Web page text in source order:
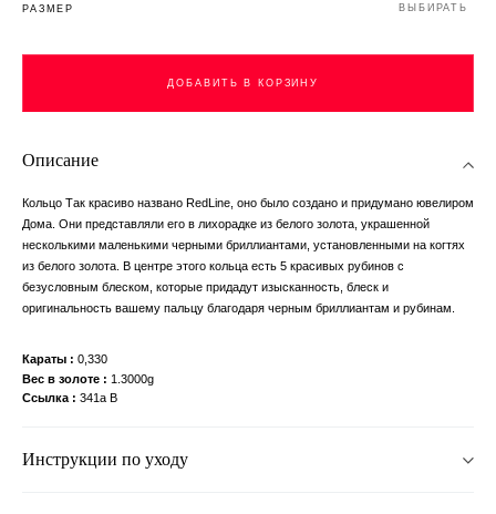
РАЗМЕР ВЫБИРАТЬ
ДОБАВИТЬ В КОРЗИНУ
Описание
Кольцо Так красиво названо RedLine, оно было создано и придумано ювелиром
Дома. Они представляли его в лихорадке из белого золота, украшенной
несколькими маленькими черными бриллиантами, установленными на когтях
из белого золота. В центре этого кольца есть 5 красивых рубинов с
безусловным блеском, которые придадут изысканность, блеск и
оригинальность вашему пальцу благодаря черным бриллиантам и рубинам.
Караты
0,330
Вес в золоте
1.3000g
Ссылка
341a B
Инструкции по уходу